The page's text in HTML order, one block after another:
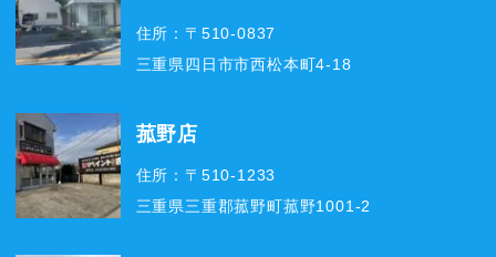
住所：〒510-0837
三重県四日市市西松本町4-18
菰野店
住所：〒510-1233
三重県三重郡菰野町菰野1001-2